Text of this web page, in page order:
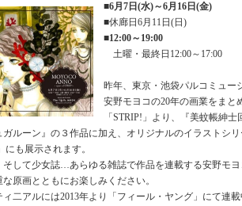
■6月7日(水)～6月16日(金)
■休廊日6月11日(日)
■12:00～19:00
土曜・最終日12:00～17:00
昨年、東京・池袋パルコミュー
安野モヨコの20年の画業をまと
「STRIP!」より、『美蚊帳紳
ガルーン』の３作品に加え、オリジナルのイラストシ
にも展示されます。
そして少女誌…あらゆる雑誌で作品を連載する安野モヨ
原画とともにお楽しみください。
ィ二アルには2013年より「フィール・ヤング」にて連